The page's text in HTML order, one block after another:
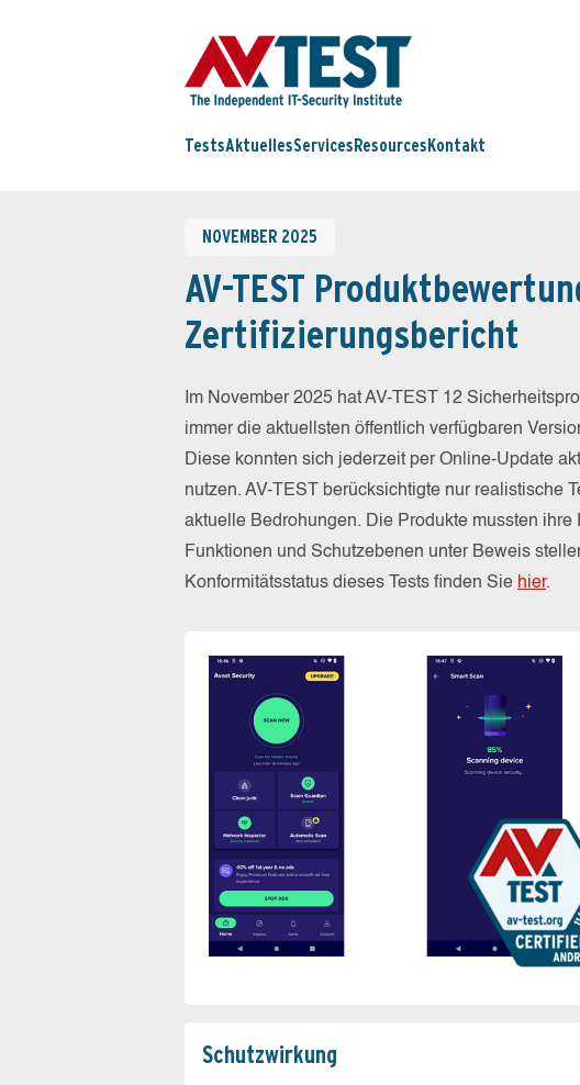
TestsAktuellesServices Resources Kontakt
NOVEMBER 2025
AV-TEST
Zertifizierungsbericht
Im November 2025 hat AV-TEST 12
immer die aktuellsten öffentlich verfügbaren
Diese konnten sich jederzeit per Online-Update
nutzen. AV-TEST berücksichtigte nur realistische
aktuelle Bedrohungen. Die Produkte mussten
Funktionen und Schutzebenen unter Beweis
Konformitätsstatus dieses Tests finden Sie hier.
Schutz­wirkung